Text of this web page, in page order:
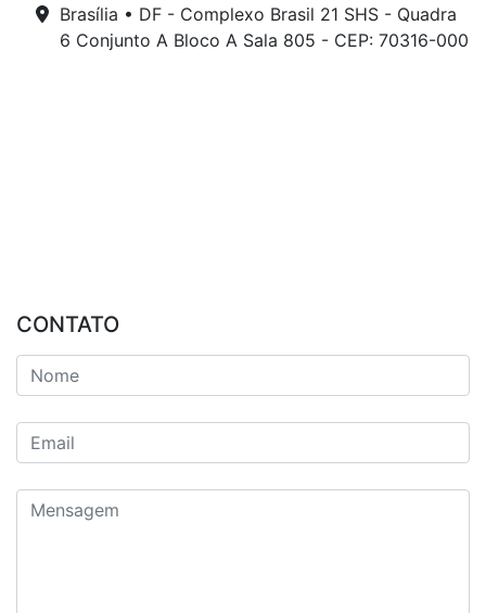
Brasília • DF - Complexo Brasil 21 SHS - Quadra
6 Conjunto A Bloco A Sala 805 - CEP: 70316-000
CONTATO